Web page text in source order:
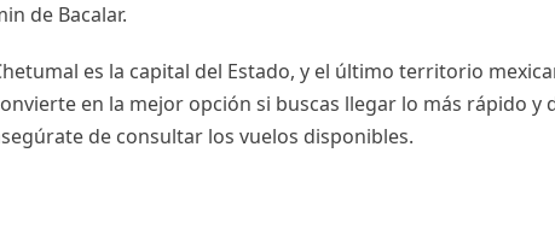
de Bacalar.
es la capital del Estado, y el último territorio
en la mejor opción si buscas llegar lo más rápido y
de consultar los vuelos disponibles.